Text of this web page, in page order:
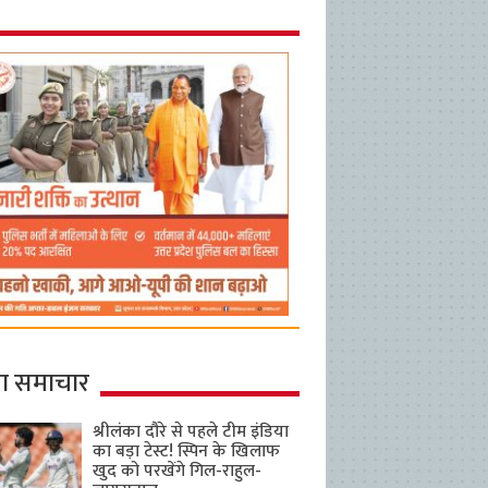
समाचार
श्रीलंका दौरे से पहले टीम इंडिया
का बड़ा टेस्ट! स्पिन के खिलाफ
खुद को परखेंगे गिल-राहुल-